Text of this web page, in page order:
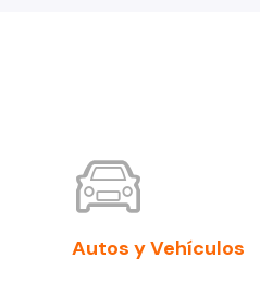
Autos y Vehículos